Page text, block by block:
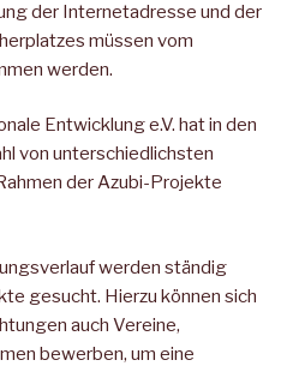
der Internet­adresse und der
müssen vom
werden.
Entwicklung e.V. hat in den
von unterschiedlichsten
der Azubi-Projekte
werden ständig
gesucht. Hierzu können sich
auch Vereine,
bewerben, um eine